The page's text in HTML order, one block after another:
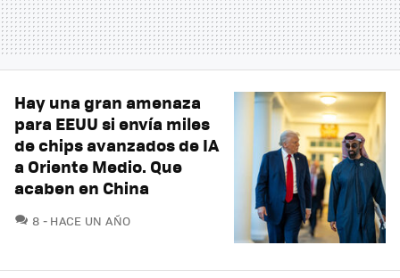
Hay una gran amenaza
para EEUU si envía miles
de chips avanzados de IA
a Oriente Medio. Que
acaben en China
8 COMENTARIOS
HACE UN AÑO